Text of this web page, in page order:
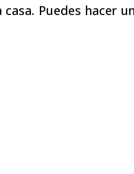
Puedes hacer